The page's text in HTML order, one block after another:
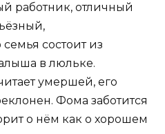
работник, отличный
состоит из
в люльке.
умершей, его
Фома заботится
о нём как о хорошем